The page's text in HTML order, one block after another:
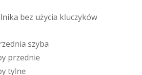
lnika bez użycia kluczyków
zednia szyba
y przednie
ytylne